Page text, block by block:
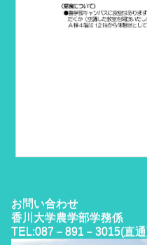
お問い合わせ
香川大学農学部学務係
TEL:087－891－3015(直